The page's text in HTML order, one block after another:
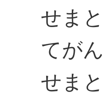
せま
てが
せま